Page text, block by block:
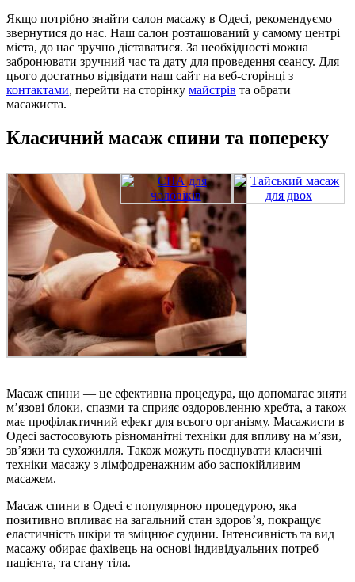
Якщо потрібно знайти салон масажу в Одесі, рекомендуємо
звернутися до нас. Наш салон розташований у самому центрі
міста, до нас зручно діставатися. За необхідності можна
забронювати зручний час та дату для проведення сеансу. Для
цього достатньо відвідати наш сайт на веб-сторінці з
контактами, перейти на сторінку майстрів та обрати
масажиста.
Класичний масаж спини та попереку
Масаж спини — це ефективна процедура, що допомагає зняти
м’язові блоки, спазми та сприяє оздоровленню хребта, а також
має профілактичний ефект для всього організму. Масажисти в
Одесі застосовують різноманітні техніки для впливу на м’язи,
зв’язки та сухожилля. Також можуть поєднувати класичні
техніки масажу з лімфодренажним або заспокійливим
масажем.
Масаж спини в Одесі є популярною процедурою, яка
позитивно впливає на загальний стан здоров’я, покращує
еластичність шкіри та зміцнює судини. Інтенсивність та вид
масажу обирає фахівець на основі індивідуальних потреб
пацієнта, та стану тіла.